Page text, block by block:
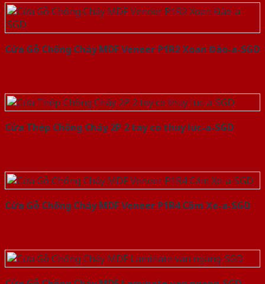
Cửa Gỗ Chống Cháy MDF Veneer P1R2 Xoan Đào-a-SGD
Cửa Thép Chống Cháy 2P 2 tay co thuy luc-a-SGD
Cửa Gỗ Chống Cháy MDF Veneer P1R4 Căm Xe-a-SGD